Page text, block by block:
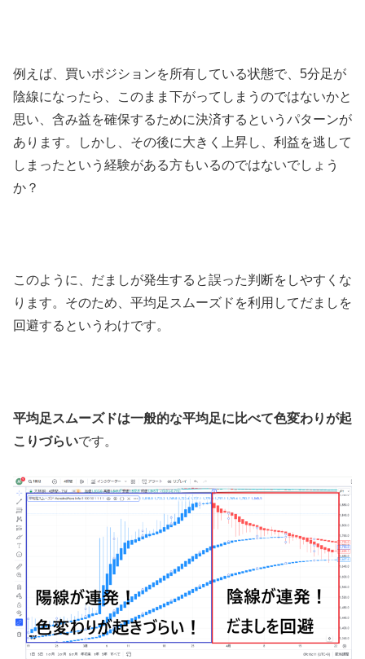
例えば、買いポジションを所有している状態で、 5分足が
陰線になったら、このまま下がってしまうのではないかと
思い、含み益を確保するために決済するというパターンが
あります。しかし、その後に大きく上昇し、利益を逃して
しまったという経験がある方もいるのではないでしょう
か？
このように、だましが発生すると誤った判断をしやすくな
ります。そのため、平均足スムーズドを利用してだましを
回避するというわけです。
平均足スムーズドは一般的な平均足に比べて色変わりが起
こりづらいです。